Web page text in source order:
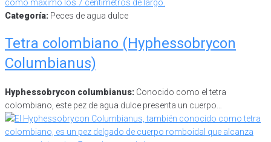
Categoría: Peces de agua dulce
Tetra colombiano (Hyphessobrycon
Columbianus)
Hyphessobrycon columbianus: Conocido como el tetra
colombiano, este pez de agua dulce presenta un cuerpo…